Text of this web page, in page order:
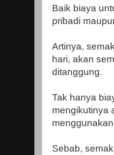
Baik biaya
pribadi
Artinya,
hari, akan
ditanggung.
Tak hanya
mengikutinya
Sebab,